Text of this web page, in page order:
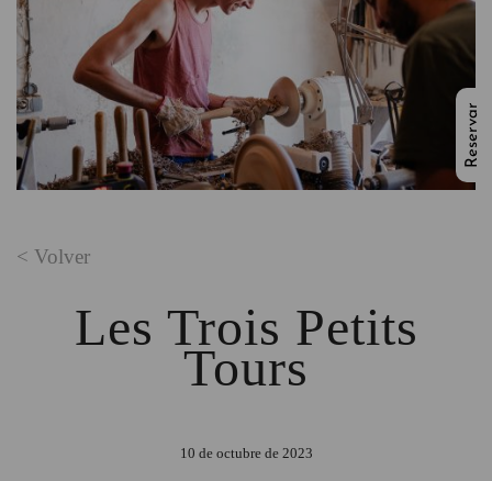
< Volver
Les Trois Petits
Tours
10 de octubre de 2023
Reservar